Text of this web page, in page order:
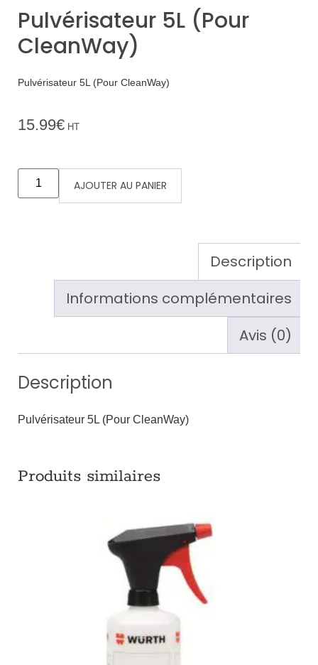
Pulvérisateur 5L (Pour
CleanWay)
Pulvérisateur 5L (Pour CleanWay)
15.99€ HT
AJOUTER AU PANIER
Description
Informations complémentaires
Avis (0)
Description
Pulvérisateur 5L (Pour CleanWay)
Produits similaires